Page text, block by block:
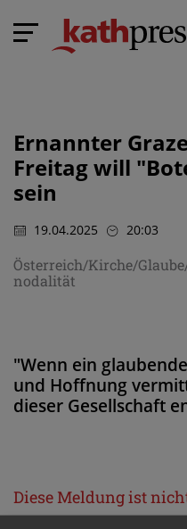
Ernannter
Freitag will
sein
19.04.2025 20:03
Österreich/Kirche/
nodalität
"Wenn ein
und Hoffnung
dieser Gesellschaft
Diese Meldung ist